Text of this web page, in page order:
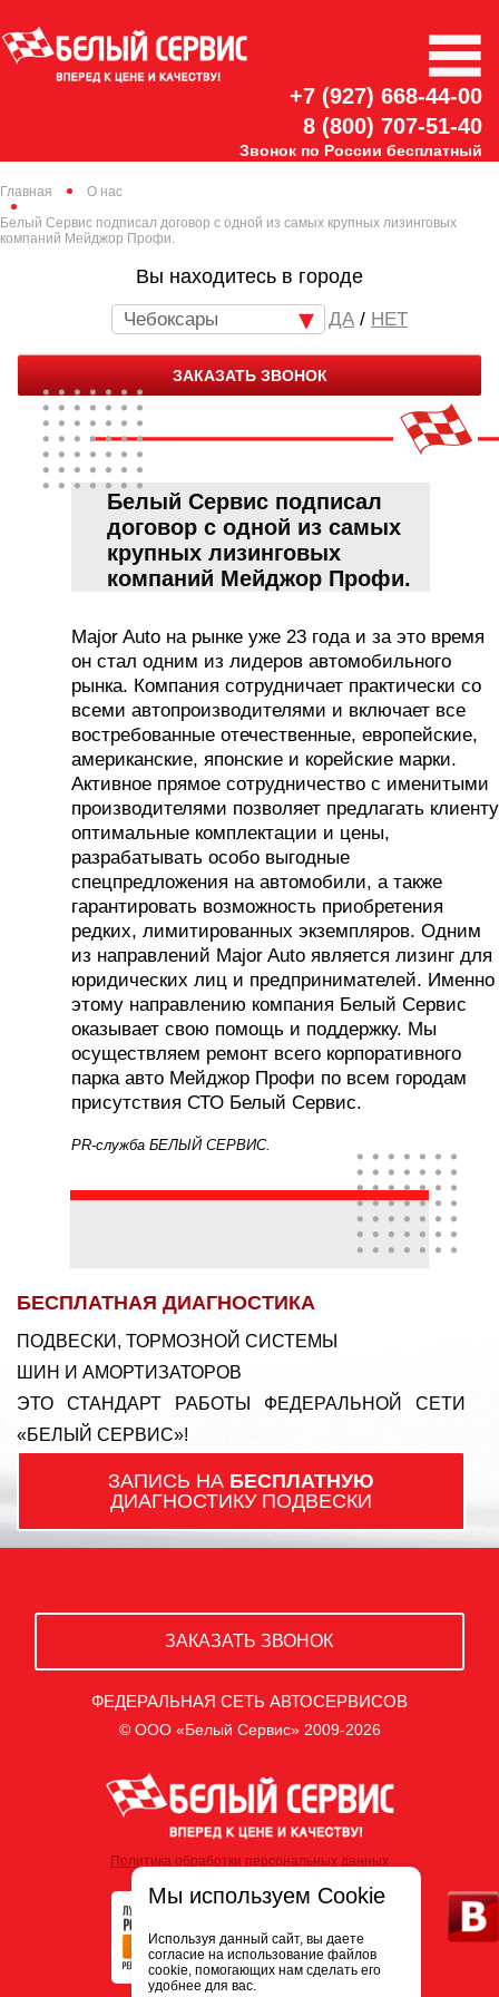
+7 (927) 668-44-00
8 (800) 707-51-40
Звонок по России бесплатный
Главная
О нас
Белый Сервис подписал договор с одной из самых крупных лизинговых
компаний Мейджор Профи.
Вы находитесь в городе
Чебоксары / НЕТ
ЗАКАЗАТЬ ЗВОНОК
Белый Сервис подписал
договор с одной из самых
крупных лизинговых
компаний Мейджор Профи.
Major Auto на рынке уже 23 года и за это время
он стал одним из лидеров автомобильного
рынка. Компания сотрудничает практически со
всеми автопроизводителями и включает все
востребованные отечественные, европейские,
американские, японские и корейские марки.
Активное прямое сотрудничество с именитыми
производителями позволяет предлагать клиенту
оптимальные комплектации и цены,
разрабатывать особо выгодные
спецпредложения на автомобили, а также
гарантировать возможность приобретения
редких, лимитированных экземпляров. Одним
из направлений Major Auto является лизинг для
юридических лиц и предпринимателей. Именно
этому направлению компания Белый Сервис
оказывает свою помощь и поддержку. Мы
осуществляем ремонт всего корпоративного
парка авто Мейджор Профи по всем городам
присутствия СТО Белый Сервис.
PR-служба БЕЛЫЙ СЕРВИС.
БЕСПЛАТНАЯ ДИАГНОСТИКА
ПОДВЕСКИ, ТОРМОЗНОЙ СИСТЕМЫ
ШИН И АМОРТИЗАТОРОВ
ЭТО СТАНДАРТ РАБОТЫ ФЕДЕРАЛЬНОЙ СЕТИ
«БЕЛЫЙ СЕРВИС»!
ЗАПИСЬ НА БЕСПЛАТНУЮ
ДИАГНОСТИКУ ПОДВЕСКИ
ЗАКАЗАТЬ ЗВОНОК
ФЕДЕРАЛЬНАЯ СЕТЬ АВТОСЕРВИСОВ
© ООО «Белый Сервис» 2009-2026
Политика обработки персональных данных
Мы используем Cookie
Используя данный сайт, вы даете
согласие на использование файлов
cookie, помогающих нам сделать его
удобнее для вас.